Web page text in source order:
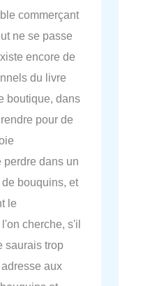
commerçant
ne se passe
encore de
du livre
boutique, dans
pour de
perdre dans un
bouquins, et
le
cherche, s'il
saurais trop
aux